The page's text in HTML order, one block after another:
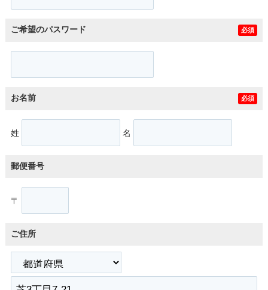
ご希望のパスワード 必須
お名前 必須
姓 名
郵便番号
〒
ご住所